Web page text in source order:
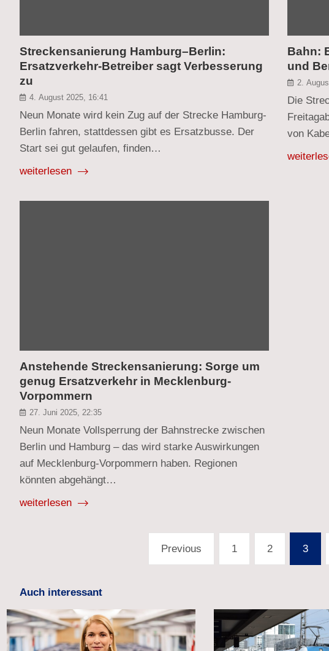
Streckensanierung Hamburg–Berlin:
Ersatzverkehr-Betreiber sagt Verbesserung
zu
4. August 2025, 16:41
Neun Monate wird kein Zug auf der Strecke Hamburg-
Berlin fahren, stattdessen gibt es Ersatzbusse. Der
Start sei gut gelaufen, finden…
weiterlesen
Bahn:
und
2.
Die
von
Anstehende Streckensanierung: Sorge um
genug Ersatzverkehr in Mecklenburg-
Vorpommern
27. Juni 2025, 22:35
Neun Monate Vollsperrung der Bahnstrecke zwischen
Berlin und Hamburg – das wird starke Auswirkungen
auf Mecklenburg-Vorpommern haben. Regionen
könnten abgehängt…
weiterlesen
Seitennummerierung
Beiträge
Previous 1 2 3
Auch interessant